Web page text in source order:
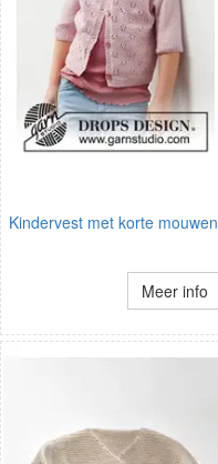
Kindervest met korte mouwen
Meer info